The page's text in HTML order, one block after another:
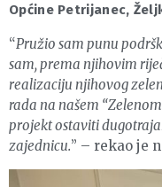
Općine Petrijanec,
“Pružio sam punu
sam, prema njihovim
realizaciju njihovog
rada na našem
projekt ostaviti
zajednicu.” – rekao je